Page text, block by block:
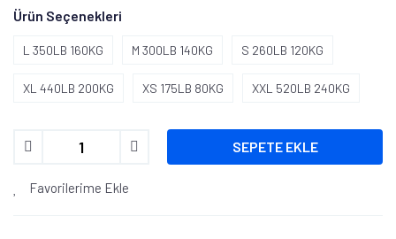
Ürün Seçenekleri
L 350LB 160KG M 300LB 140KG S 260LB 120KG
XL 440LB 200KG XS 175LB 80KG XXL 520LB 240KG
SEPETE EKLE
Favorilerime Ekle